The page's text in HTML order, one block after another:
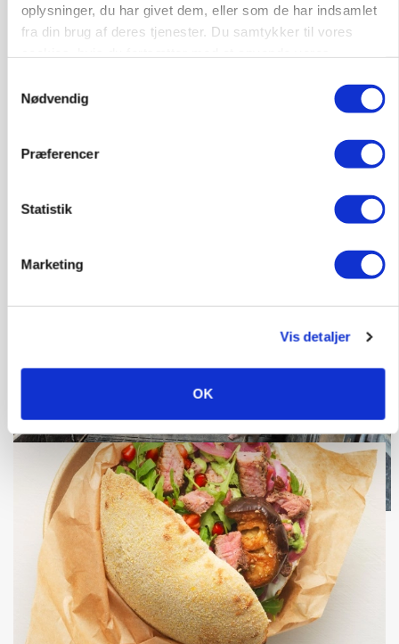
oplysninger, du har givet dem, eller som de har indsamlet
fra din brug af deres tjenester. Du samtykker til vores
Nødvendig
Præferencer
Statistik
Marketing
Vis detaljer
OK
BUSINESS
Lave grisepriser og nye regler øger landbobanks
Ny griseprognose kan give anledning til et nyt
Annonce
Loading...